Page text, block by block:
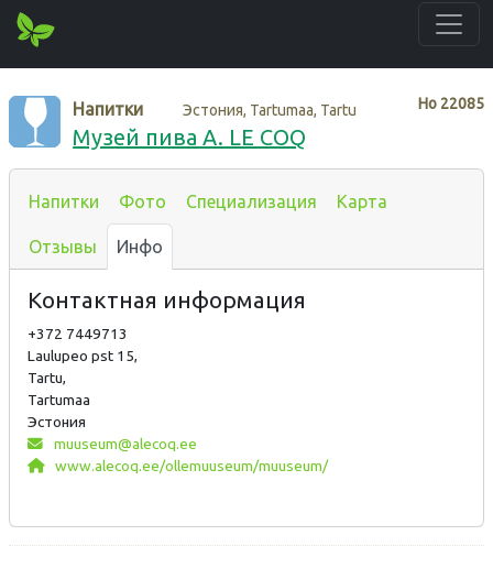
Нo 22085
Напитки Эстония, Tartumaa, Tartu
Музей пива A. LE COQ
Напитки Фото Специализация Карта
Отзывы Инфо
Контактная информация
+372 7449713
Laulupeo pst 15,
Tartu,
Tartumaa
Эстония
muuseum@alecoq.ee
www.alecoq.ee/ollemuuseum/muuseum/